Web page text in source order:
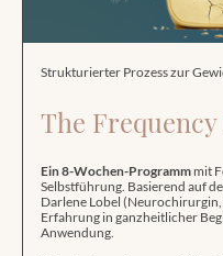
Strukturierter Prozess zur
The Frequency
Ein 8-Wochen-Programmmit
Selbstführung. Basierend auf
Darlene Lobel
Erfahrung in ganzheitlicher
Anwendung.